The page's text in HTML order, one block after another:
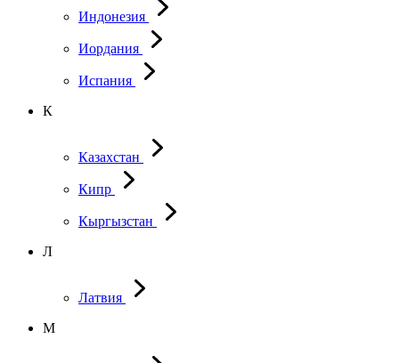
Индонезия
Иордания
Испания
К
Казахстан
Кипр
Кыргызстан
Л
Латвия
М